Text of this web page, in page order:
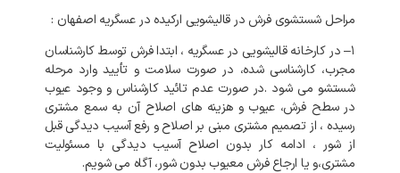
مراحل شستشوی فرش درقالیشویی ارکیده درعسگریه اصفهان :
۱–درکارخانه قالیشویی در عسگریه ، ابتدافرش توسطکارشناسان
مجرب، کارشناسی شده، در صورت سلامت و تأیید وارد مرحله
شستشو می شود .در صورت عدم تائید کارشناس و وجود عیوب
در سطح فرش، عیوب و هزینه های اصلاح آن به سمع مشتری
رسیده ، ازتصمیم مشتری مبنی بر اصلاح و رفع آسیب دیدگی قبل
از شور ، ادامه کار بدون اصلاح آسیب دیدگی با مسئولیت
مشتری،و یا ارجاع فرش معیوب بدون شور، آگاه می شویم.